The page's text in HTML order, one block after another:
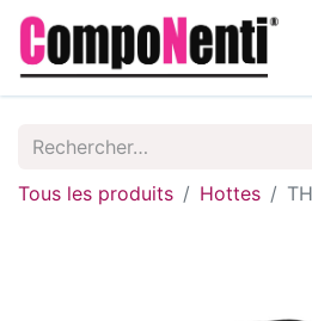
Tous les produits Hottes